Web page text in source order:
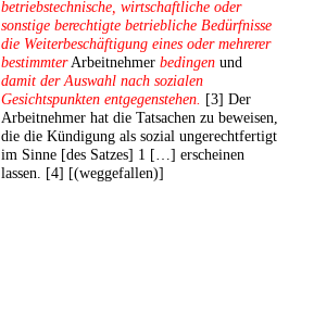
betriebstechnische, wirtschaftliche oder
sonstige berechtigte betriebliche Bedürfnisse
die Weiterbeschäftigung eines oder mehrerer
bestimmterArbeitnehmer bedingen und
damit der Auswahl nach sozialen
Gesichtspunkten entgegenstehen. [3] Der
Arbeitnehmer hat die Tatsachen zu beweisen,
die die Kündigung als sozial ungerechtfertigt
im Sinne [des Satzes] 1 […] erscheinen
lassen. [4] [(weggefallen)]